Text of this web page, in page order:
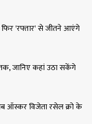
फिर 'रफ्तार' से जीतने आएंगे
जानिए कहां उठा सकेंगे
ऑस्कर विजेता रसेल क्रो के